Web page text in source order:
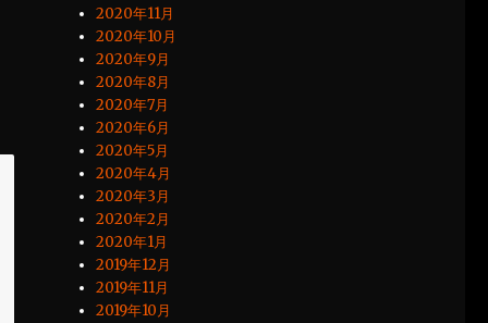
2020年11月
2020年10月
2020年9月
2020年8月
2020年7月
2020年6月
2020年5月
2020年4月
2020年3月
2020年2月
2020年1月
2019年12月
2019年11月
2019年10月